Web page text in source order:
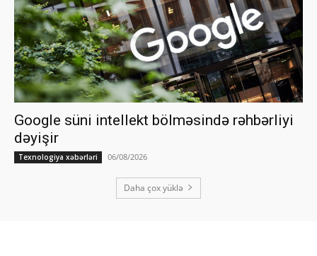
Google süni intellekt bölməsində rəhbərliyi
dəyişir
Texnologiya xəbərləri 06/08/2026
Daha çox yüklə